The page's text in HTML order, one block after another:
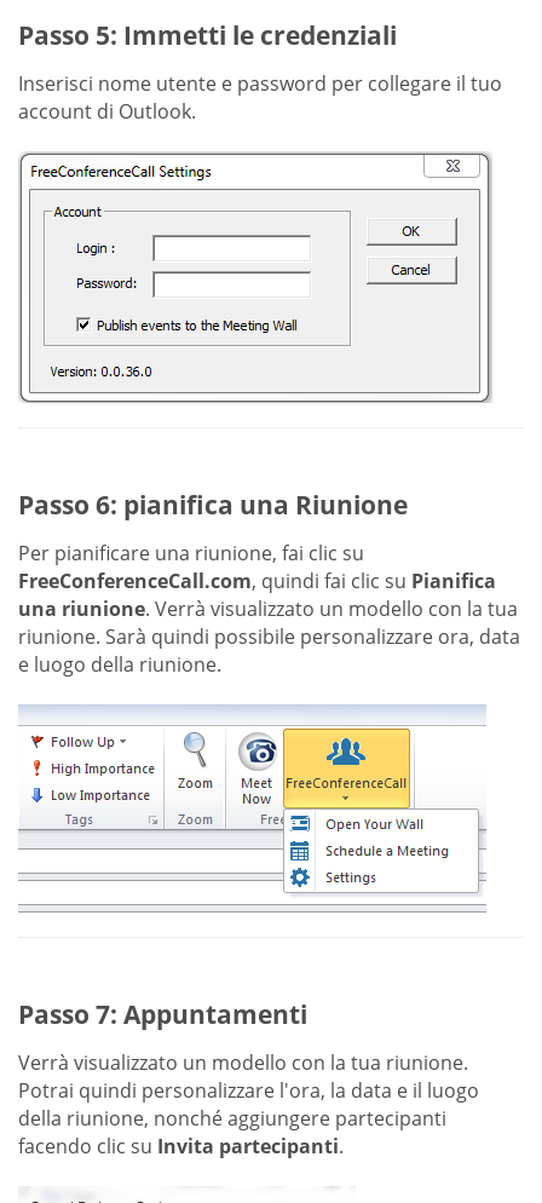
Passo 5: Immetti le credenziali
Inserisci nome utente e password per collegare il tuo
account di Outlook.
Passo 6: pianifica una Riunione
Per pianificare una riunione, fai clic su
FreeConferenceCall.com, quindi fai clic su Pianifica
una riunione. Verrà visualizzato un modello con la tua
riunione. Sarà quindi possibile personalizzare ora, data
e luogo della riunione.
Passo 7: Appuntamenti
Verrà visualizzato un modello con la tua riunione.
Potrai quindi personalizzare l'ora, la data e il luogo
della riunione, nonché aggiungere partecipanti
facendo clic su Invita partecipanti.